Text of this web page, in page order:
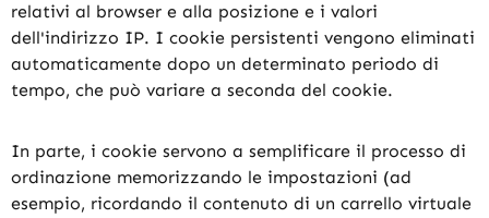
relativi al browser e alla posizione e i valori
dell'indirizzo IP. I cookie persistenti vengono eliminati
automaticamente dopo un determinato periodo di
tempo, che può variare a seconda del cookie.
In parte, i cookie servono a semplificare il processo di
ordinazione memorizzando le impostazioni (ad
esempio, ricordando il contenuto di un carrello virtuale